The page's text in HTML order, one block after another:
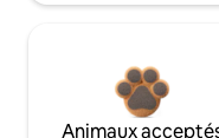
Animaux